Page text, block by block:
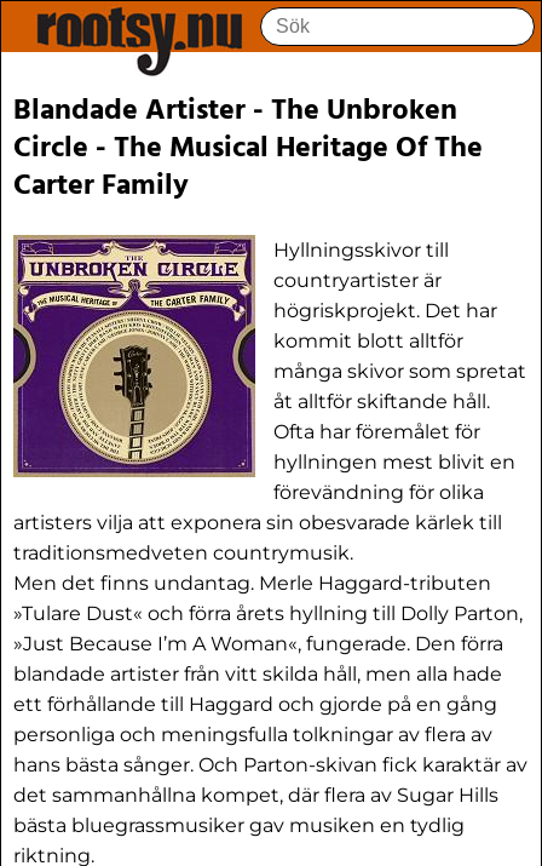
Blandade Artister - The Unbroken
Circle - The Musical Heritage Of The
Carter Family
Hyllningsskivor till
countryartister är
högriskprojekt. Det har
kommit blott alltför
många skivor som spretat
åt alltför skiftande håll.
Ofta har föremålet för
hyllningen mest blivit en
förevändning för olika
artisters vilja att exponera sin obesvarade kärlek till
traditionsmedveten countrymusik.
Men det finns undantag. Merle Haggard-tributen
»Tulare Dust« och förra årets hyllning till Dolly Parton,
»Just Because I’m A Woman«, fungerade. Den förra
blandade artister från vitt skilda håll, men alla hade
ett förhållande till Haggard och gjorde på en gång
personliga och meningsfulla tolkningar av flera av
hans bästa sånger. Och Parton-skivan fick karaktär av
det sammanhållna kompet, där flera av Sugar Hills
bästa bluegrassmusiker gav musiken en tydlig
riktning.